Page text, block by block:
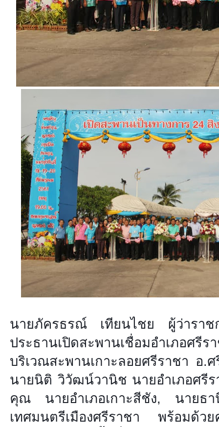
นายภัครธรณ์ เทียนไชย ผู้ว่าราช
ประธานเปิดสะพานเชื่อมอำเภอ
บริเวณสะพานเกาะลอยศรีราชา อ.
นายนิติ วิวัฒน์วานิช นายอำเภอศรี
คุณ นายอำเภอเกาะสีชัง, นาย
เทศมนตรีเมืองศรีราชา พร้อมด้ว